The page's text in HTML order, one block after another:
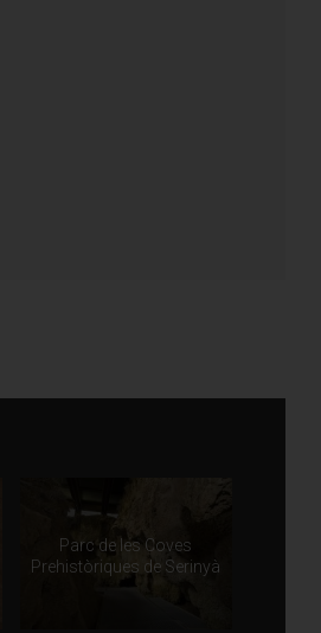
Parc de les Coves
Prehistòriques de Serinyà